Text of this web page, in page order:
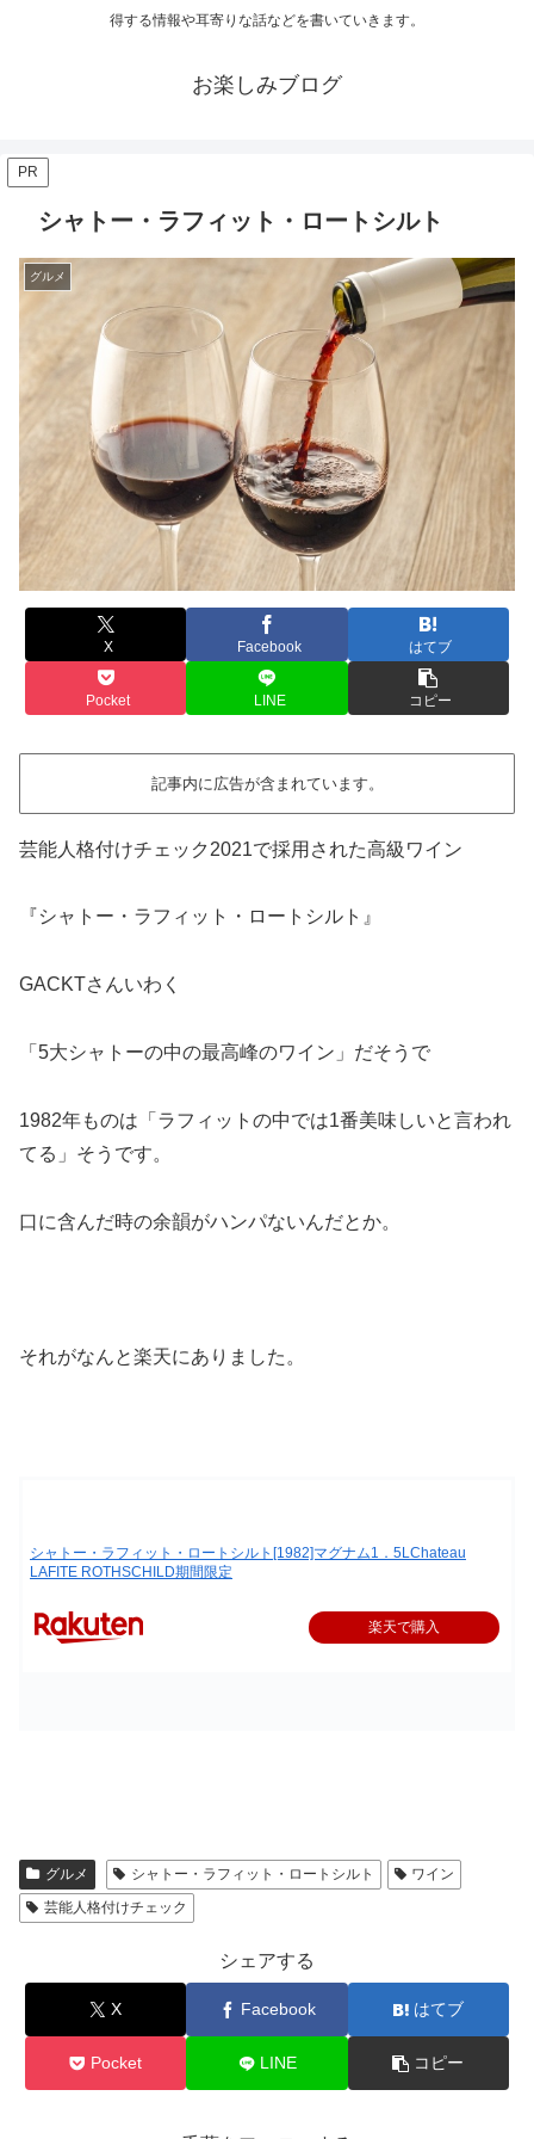
得する情報や耳寄りな話などを書いていきます。
お楽しみブログ
PR
シャトー・ラフィット・ロートシルト
グルメ
X Facebook はてブ
Pocket LINE コピー
記事内に広告が含まれています。
芸能人格付けチェック2021で採用された高級ワイン
『シャトー・ラフィット・ロートシルト』
GACKTさんいわく
「5大シャトーの中の最高峰のワイン」だそうで
1982年ものは「ラフィットの中では1番美味しいと言われ
てる」そうです。
口に含んだ時の余韻がハンパないんだとか。
それがなんと楽天にありました。
シャトー・ラフィット・ロートシルト[1982]マグナム1．5LChateau
LAFITE ROTHSCHILD期間限定
楽天で購入
グルメ シャトー・ラフィット・ロートシルト
ワイン
芸能人格付けチェック
シェアする
X Facebook はてブ
Pocket LINE コピー